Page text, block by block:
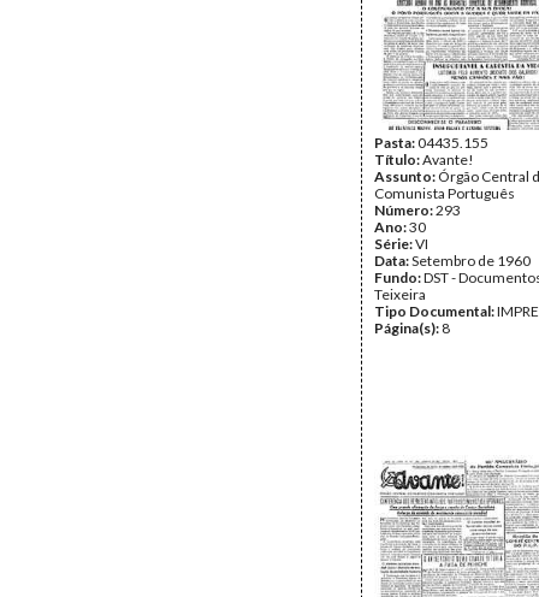
Pasta:04435.155
Título:Avante!
Assunto: Órgão Central
Comunista Português
Número:293
Ano:30
Série:VI
Data:Setembro de 1960
Fundo:DST -
Teixeira
Tipo Documental:
Página(s): 8